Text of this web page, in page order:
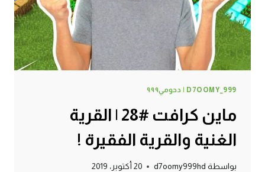
D7OOMY_999 | دحومي٩٩٩
ماين كرافت #28 | القرية
الغنية والقرية الفقيرة !
بواسطة d7oomy999hd 20 أكتوبر، 2019